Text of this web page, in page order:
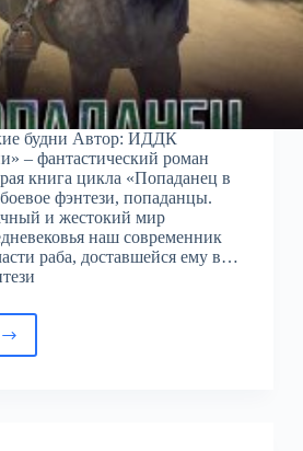
будни Автор: ИДДК
– фантастический роман
книга цикла «Попаданец в
фэнтези, попаданцы.
и жестокий мир
наш современник
раба, доставшейся ему в…